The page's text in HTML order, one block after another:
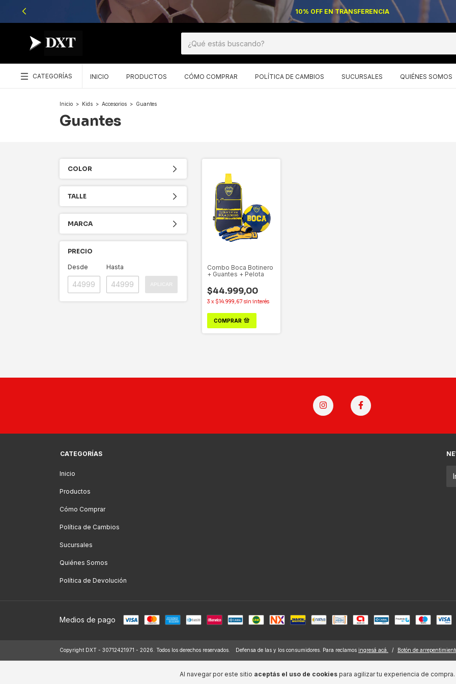
10% OFF EN TRANSFERENCIA
CATEGORÍAS INICIO PRODUCTOS CÓMO COMPRAR POLÍTICA DE CAMBIOS SUCURSALES QUIÉNES SOMOS
Al navegar por este sitio aceptás el uso de cookiespara agilizar tu experiencia de compra.
Inicio > Kids > Accesorios > Guantes
Guantes
COLOR
TALLE
MARCA
PRECIO
Desde Hasta
Combo Boca Botinero
+ Guantes + Pelota
$44.999,00
3 x $14.999,67 sin interés
COMPRAR
CATEGORÍAS
Inicio
Productos
Cómo Comprar
Política de Cambios
Sucursales
Quiénes Somos
Política de Devolución
Medios de pago
Copyright DXT - 30712421971 - 2026. Todos los derechos reservados. Defensa de las y los consumidores. Para reclamos ingresá acá. / Botón de